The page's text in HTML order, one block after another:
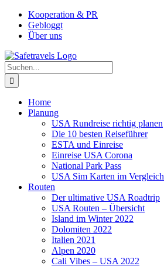
Zum
Inhalt
springen
Facebook
Instagram
YouTube
PinterestKooperation & PR
Gebloggt
Über uns
Suche
nach:
Home
Planung
USA Rundreise richtig planen
Die 10 besten Reiseführer
ESTA und Einreise
Einreise USA Corona
National Park Pass
USA Sim Karten im Vergleich
Routen
Der ultimative USA Roadtrip
USA Routen – Übersicht
Island im Winter 2022
Dolomiten 2022
Italien 2021
Alpen 2020
Cali Vibes – USA 2022